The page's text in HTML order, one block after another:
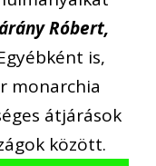
Róbert,
is,
monarchia
átjárások
között.